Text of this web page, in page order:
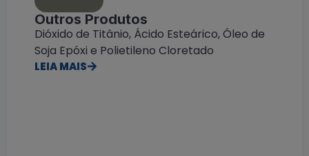
Outros Produtos
Dióxido de Titânio, Ácido Esteárico, Óleo de
Soja Epóxi e Polietileno Cloretado
LEIA MAIS